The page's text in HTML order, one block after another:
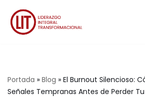
Saltar
Portada » Blog » El Burnout Silencioso:
Señales Tempranas Antes de Perder